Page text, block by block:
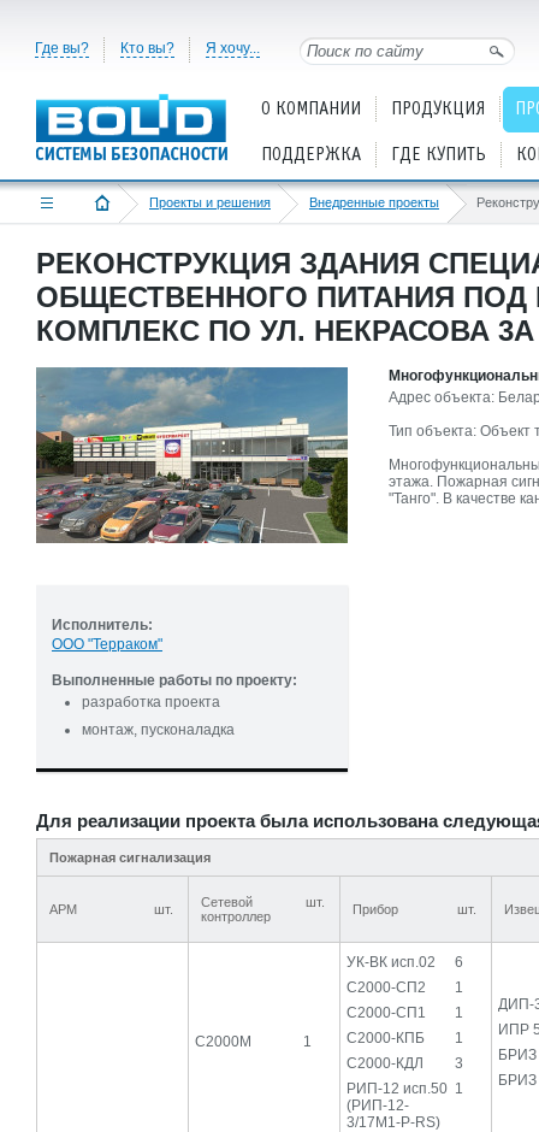
Где вы? Кто вы? Я хочу...
О КОМПАНИИ ПРОДУКЦИЯ
ПОДДЕРЖКА ГДЕ КУПИТЬ
Проекты и решения Внедренные проекты
РЕКОНСТРУКЦИЯ ЗДАНИЯ
ОБЩЕСТВЕННОГО ПИТАНИЯ
КОМПЛЕКС ПО УЛ. НЕКРАСОВА
Исполнитель:
ООО "Терраком"
Выполненные работы по проекту:
разработка проекта
монтаж, пусконаладка
Адрес объекта:
Тип объекта: Объект
этажа. Пожарная
"Танго". В качестве
Для реализации проекта была использована
Пожарная сигнализация
АРМ шт.
Сетевой
контроллер
шт. Прибор шт.
С2000М 1
УК-ВК исп.02
6
С2000-СП2
1
С2000-СП1
1
С2000-КПБ
1
С2000-КДЛ
3
РИП-12 исп.50
(РИП-12-
3/17М1-Р-RS)
1
ДИП-
ИПР
БРИЗ
БРИЗ